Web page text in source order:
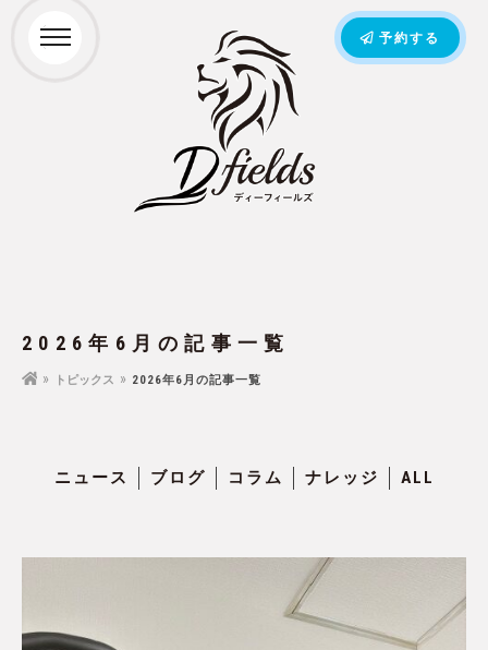
予約する
2026年6月の記事一覧
トピックス 2026年6月の記事一覧
ニュース ブログ コラム ナレッジ ALL